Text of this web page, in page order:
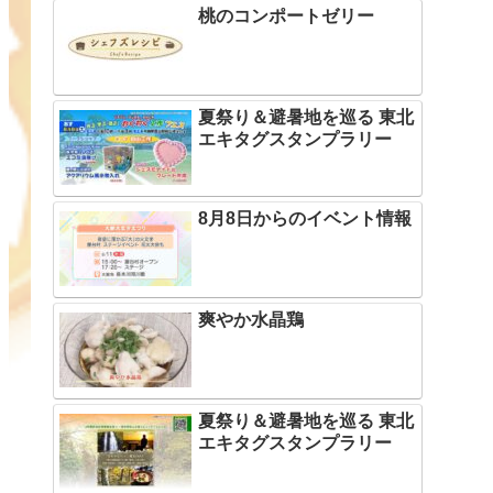
桃のコンポートゼリー
夏祭り＆避暑地を巡る 東北
エキタグスタンプラリー
8月8日からのイベント情報
爽やか水晶鶏
夏祭り＆避暑地を巡る 東北
エキタグスタンプラリー